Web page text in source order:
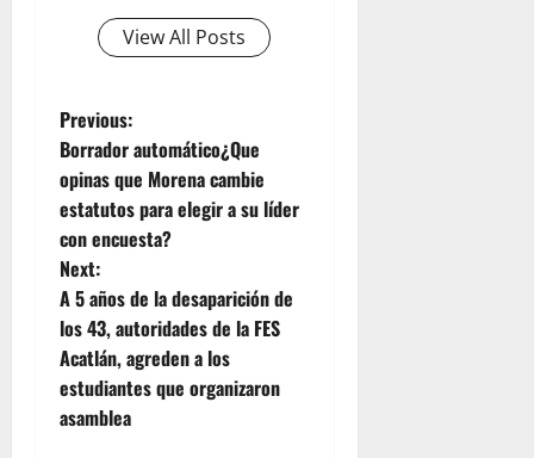
View All Posts
P
o
s
t
n
a
v
Previous:
Borrador automático¿Que
opinas que Morena cambie
estatutos para elegir a su líder
con encuesta?
Next:
A 5 años de la desaparición de
los 43, autoridades de la FES
Acatlán, agreden a los
estudiantes que organizaron
asamblea